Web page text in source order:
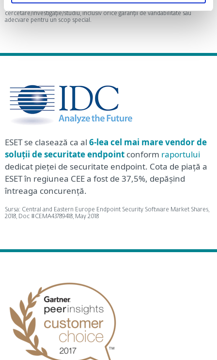
cercetare/investigație/studiu, inclusiv orice garanții de vandabilitate sau
adecvare pentru un scop special.
ESET se clasează ca al 6-lea cel mai mare vendor de
soluții de securitate endpoint conform raportului
dedicat pieței de securitate endpoint. Cota de piață a
ESET în regiunea CEE a fost de 37,5%, depășind
întreaga concurență.
Sursa: Central and Eastern Europe Endpoint Security Software Market Shares,
2018, Doc #CEMA43789418, May 2018